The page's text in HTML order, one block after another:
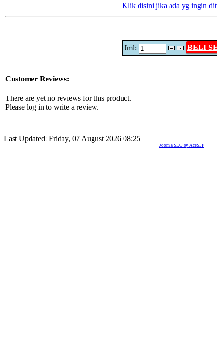
Klik disini jika ada yg ingin
Jml: BELI
Customer Reviews:
There are yet no reviews for this product.
Please log in to write a review.
Last Updated: Friday, 07 August 2026 08:25
Joomla SEO by AceSEF